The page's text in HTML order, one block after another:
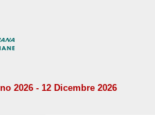
2026 - 12 Dicembre 2026